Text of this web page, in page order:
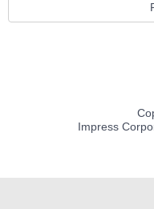
Impress